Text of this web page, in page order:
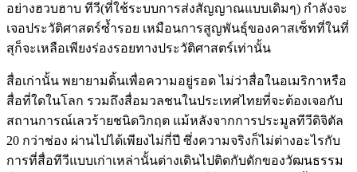
อย่างฮวบฮาบ ทีวี(ที่ใช้ระบบการส่งสัญญาณแบบเดิมๆ) กำลังจะ
เจอประวัติศาสตร์ซ้ำรอย เหมือนการสูญพันธุ์ของคาสเซ็ทที่ในที่
สุก็จะเหลือเพียงร่องรอยทางประวัติศาสตร์เท่านั้น
สื่อเก่านั้น พยายามดิ้นเพื่อความอยู่รอด ไม่ว่าสื่อในอเมริกาหรือ
สื่อที่ใดในโลก รวมถึงสื่อมวลชนในประเทศไทยที่จะต้องเจอกับ
สถานการณ์เลวร้ายชนิดวิกฤต แม้หลังจากการประมูลทีวีดิจิตัล
20 กว่าช่อง ผ่านไปได้เพียงไม่กี่ปี ซึ่งความจริงก็ไม่ต่างอะไรกับ
การที่สื่อทีวีแบบเก่าเหล่านั้นต่างเดินไปติดกับดักของวัฒนธรรม